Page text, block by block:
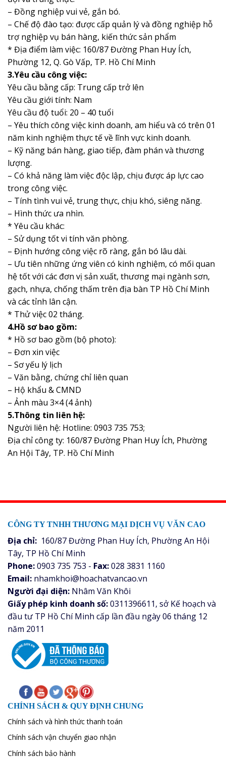
– Đồng nghiệp vui vẻ, gắn bó.
– Chế độ đào tạo: được cấp quản lý và đồng nghiệp hỗ
trợ nghiệp vụ bán hàng, kiến thức sản phẩm
* Địa điểm làm việc: 160/87 Đường Phan Huy Ích,
Phường 12, Q. Gò Vấp, TP. Hồ Chí Minh
3.Yêu cầu công việc:
Yêu cầu bằng cấp: Trung cấp trở lên
Yêu cầu giới tính: Nam
Yêu cầu độ tuổi: 20 – 40 tuổi
– Yêu thích công việc kinh doanh, am hiểu và có trên 01
năm kinh nghiệm thực tế về lĩnh vực kinh doanh.
– Kỹ năng bán hàng, giao tiếp, đàm phán và thương
lượng.
– Có khả năng làm việc độc lập, chịu được áp lực cao
trong công việc.
– Tính tình vui vẻ, trung thực, chịu khó, siêng năng.
– Hình thức ưa nhìn.
* Yêu cầu khác:
– Sử dụng tốt vi tính văn phòng.
– Định hướng công việc rõ ràng, gắn bó lâu dài.
– Ưu tiên những ứng viên có kinh nghiệm, có mối quan
hệ tốt với các đơn vị sản xuất, thương mại ngành sơn,
gạch, nhựa, chống thấm trên địa bàn TP Hồ Chí Minh
và các tỉnh lân cận.
* Thử việc 02 tháng.
4.Hồ sơ bao gồm:
* Hồ sơ bao gồm (bộ photo):
– Đơn xin việc
– Sơ yếu lý lịch
– Văn bằng, chứng chỉ liên quan
– Hộ khẩu & CMND
– Ảnh màu 3×4 (4 ảnh)
5.Thông tin liên hệ:
Người liên hệ: Hotline: 0903 735 753;
Địa chỉ công ty: 160/87 Đường Phan Huy Ích, Phường
An Hội Tây, TP. Hồ Chí Minh
CÔNG TY TNHH THƯƠNG MẠI DỊCH VỤ VĂN CAO
Địa chỉ: 160/87 Đường Phan Huy Ích, Phường An Hội
Tây, TP Hồ Chí Minh
Phone:0903 735 753 - Fax:028 3831 1160
Email: nhamkhoi@hoachatvancao.vn
Người đại diện: Nhâm Văn Khôi
Giấy phép kinh doanh số:0311396611, sở Kế hoạch và
đầu tư TP Hồ Chí Minh cấp lần đầu ngày 06 tháng 12
năm 2011
CHÍNH SÁCH & QUY ĐỊNH CHUNG
Chính sách và hình thức thanh toán
Chính sách vận chuyển giao nhận
Chính sách bảo hành